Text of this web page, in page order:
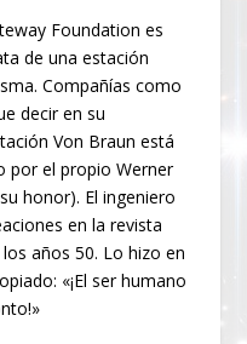
Foundation es
de una estación
Compañías como
decir en su
Von Braun está
por el propio Werner
honor). El ingeniero
en la revista
años 50. Lo hizo en
«¡El ser humano